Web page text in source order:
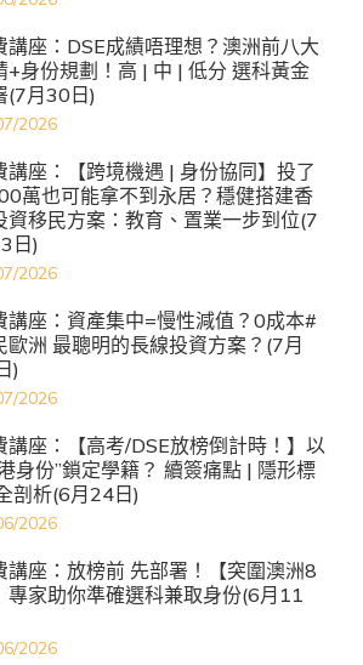
講座：DSE成績唔理想？澳洲前八大
+身份規劃！高 | 中 | 低分 選科黃金
(7月30日)
2026
講座：【跨境機遇 | 身份協同】投了
萬也可能拿不到永居？穩健搭建香
資移民方案：教育、置業一步到位(7
日)
2026
講座：資產集中=慢性減值？0成本#
歐洲 最聰明的長線投資方案？(7月
)
2026
講座：【高考/DSE放榜倒計時！】以
身份”鎖定學籍？ 續簽痛點 | 隱形標
剖析(6月24日)
2026
講座：放榜前 先部署！【突圍澳洲8
專家助你準確選科兼取身份(6月11
2026